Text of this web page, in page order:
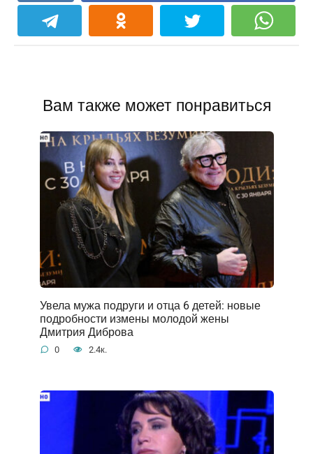
Вам также может понравиться
Увела мужа подруги и отца 6 детей: новые
подробности измены молодой жены
Дмитрия Диброва
0 2.4к.